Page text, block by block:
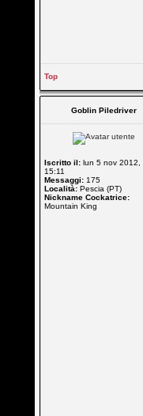
Top
Goblin Piledriver
Iscritto il: lun 5 nov 2012,
15:11
Messaggi: 175
Località: Pescia (PT)
Nickname Cockatrice:
Mountain King